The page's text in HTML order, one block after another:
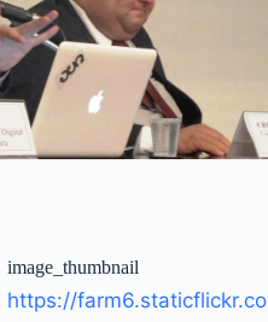
image_thumbnail
https://farm6.staticflickr.co